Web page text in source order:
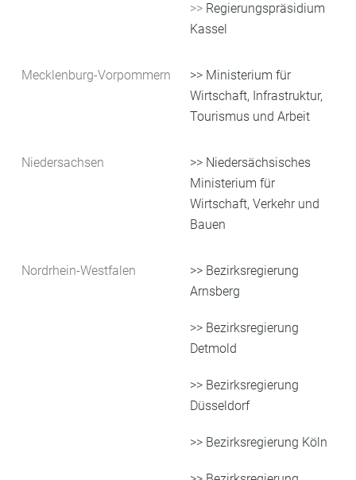
>> Regierungspräsidium
Kassel
Mecklenburg-Vorpommern
>> Ministerium für
Wirtschaft, Infrastruktur,
Tourismus und Arbeit
Niedersachsen
>> Niedersächsisches
Ministerium für
Wirtschaft, Verkehr und
Bauen
Nordrhein-Westfalen
>> Bezirksregierung
Arnsberg
>> Bezirksregierung
Detmold
>> Bezirksregierung
Düsseldorf
>> Bezirksregierung Köln